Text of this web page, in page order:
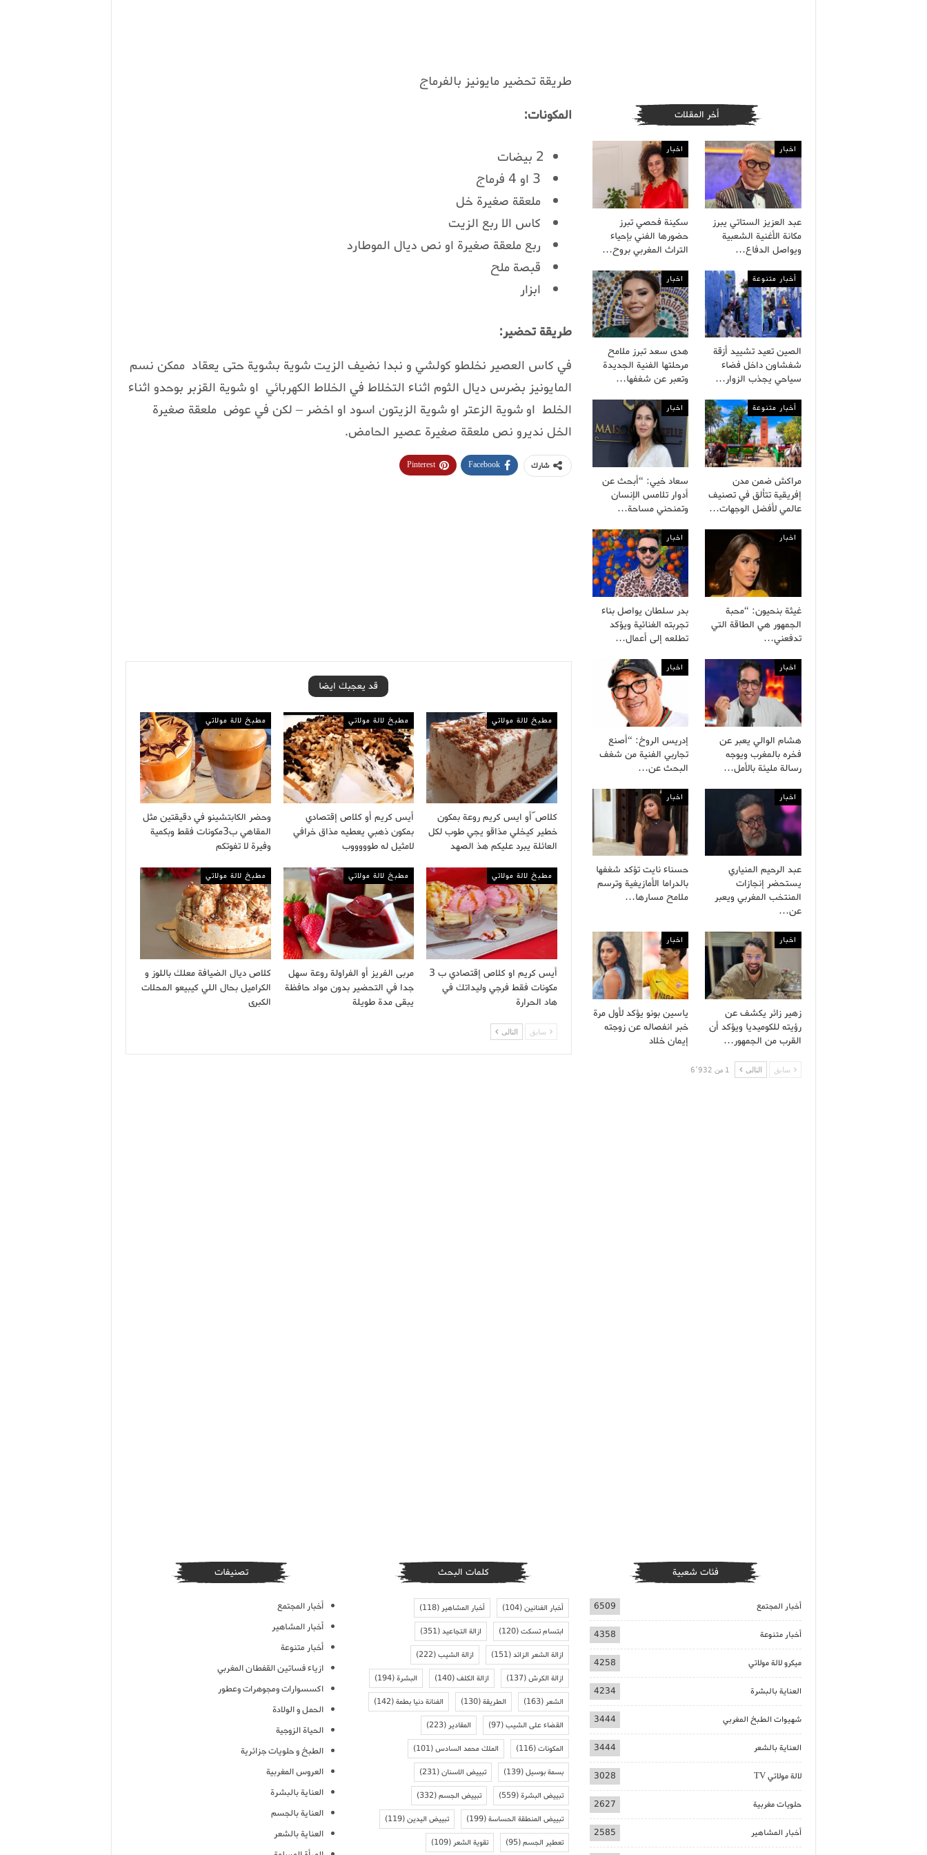
طريقة تحضير مايونيز بالفرماج
المكونات:
2 بيضات
ملعقة صغيرة خل
كاس الا ربع الزيت
ربع ملعقة صغيرة او نص ديال الموطارد
قبصة ملح
ابزار
طريقة تحضير:
في كاس العصير نخلطو كولشي و نبدا نضيف الزيت شوية بشوية حتى يعقاد ممكن نسم
المايونيز بضرس ديال الثوم اثناء التخلاط في الخلاط الكهربائي او شوية القزبر بوحدو اثناء
الخلط او شوية الزعتر او شوية الزيتون اسود او اخضر – لكن في عوض ملعقة صغيرة
الخل نديرو نص ملعقة صغيرة عصير الحامض.
شارك Facebook
Pinterest
قد يعجبك ايضا
مطبخ لالة مولاتي
كلاص ّأو ايس كريم روعة بمكون
خطير كيخلي مذاقو يجي طوب لكل
العائلة يبرد عليكم هذ الصهد
مطبخ لالة مولاتي
أيس كريم أو كلاص إقتصادي
بمكون ذهبي يعطيه مذاق خرافي
لامثيل له طوووووب
مطبخ لالة مولاتي
وحضر الكابتشينو في دقيقتين مثل
المقاهي ب3مكونات فقط وبكمية
وفيرة لا تفوتكم
مطبخ لالة مولاتي
أيس كريم او كلاص إقتصادي ب 3
مكونات فقط فرجي وليداتك في
هاد الحرارة
مطبخ لالة مولاتي
مربى الفريز أو الفراولة روعة سهل
جدا في التحضير بدون مواد حافظة
يبقى مدة طويلة
مطبخ لالة مولاتي
كلاص ديال الضيافة معلك باللوز و
الكراميل بحال اللي كيبيعو المحلات
الكبرى
سابق التالى
أخر المقلات
اخبار
عبد العزيز الستاتي يبرز
مكانة الأغنية الشعبية
ويواصل الدفاع…
اخبار
سكينة فحصي تبرز
حضورها الفني بإحياء
التراث المغربي بروح…
أخبار متنوعة
الصين تعيد تشييد أزقة
شفشاون داخل فضاء
سياحي يجذب الزوار…
اخبار
هدى سعد تبرز ملامح
مرحلتها الفنية الجديدة
وتعبر عن شغفها…
أخبار متنوعة
مراكش ضمن مدن
إفريقية تتألق في تصنيف
عالمي لأفضل الوجهات…
اخبار
سعاد خيي: “أبحث عن
أدوار تلامس الإنسان
وتمنحني مساحة…
اخبار
غيثة بنحيون: “محبة
الجمهور هي الطاقة التي
تدفعني…
اخبار
بدر سلطان يواصل بناء
تجربته الغنائية ويؤكد
تطلعه إلى أعمال…
اخبار
هشام الوالي يعبر عن
فخره بالمغرب ويوجه
رسالة مليئة بالأمل…
اخبار
إدريس الروخ: “أصنع
تجاربي الفنية من شغف
البحث عن…
اخبار
عبد الرحيم المنياري
يستحضر إنجازات
المنتخب المغربي ويعبر
عن…
اخبار
حسناء نايت تؤكد شغفها
بالدراما الأمازيغية وترسم
ملامح مسارها…
اخبار
زهير زائر يكشف عن
رؤيته للكوميديا ويؤكد أن
القرب من الجمهور…
اخبار
ياسين بونو يؤكد لأول مرة
خبر انفصاله عن زوجته
إيمان خلاد
سابق التالى 1 من 6٬932
فئات شعبية
أخبار المجتمع 6509
أخبار متنوعة 4358
ميكرو لالة مولاتي 4258
العناية بالبشرة 4234
شهيوات الطبخ المغربي 3444
العناية بالشعر 3444
لالة مولاتي TV 3028
حلويات مغربية 2627
أخبار المشاهير 2585
كلمات البحث
أخبار الفنانين(104) أخبار المشاهير(118)
ابتسام تسكت(120) ازالة التجاعيد(351)
ازالة الشعر الزائد(151) ازالة الشيب(222)
ازالة الكرش(137) ازالة الكلف(140) البشرة(194)
الشعر(163) الطريقة(130) الفنانة دنيا بطمة(142)
القضاء على الشيب(97) المقادير(223)
المكونات(116) الملك محمد السادس(101)
بسمة بوسيل(139) تبييض الاسنان(231)
تبييض البشرة(559) تبييض الجسم(332)
تبييض المنطقة الحساسة(199) تبييض اليدين(119)
تعطير الجسم(95) تقوية الشعر(109)
تصنيفات
أخبار المجتمع
أخبار المشاهير
أخبار متنوعة
ازياء فساتين القفطان المغربي
اكسسوارات ومجوهرات وعطور
الحمل و الولادة
الحياة الزوجية
الطبخ و حلويات جزائرية
العروس المغربية
العناية بالبشرة
العناية بالجسم
العناية بالشعر